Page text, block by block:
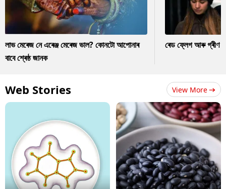
লাভ মেৰেজ নে এৰেঞ্জ মেৰেজ ভাল? কোনটো আপোনাৰ
বাবে শ্ৰেষ্ঠ জানক
ৰেড ফ্লেগ আৰু গ্ৰীণ
Web Stories View More